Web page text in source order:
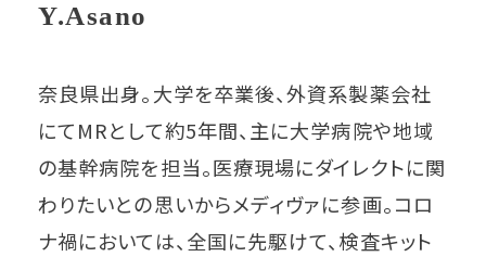
Y.Asano
奈良県出身。大学を卒業後、外資系製薬会社
にてMRとして約5年間、主に大学病院や地域
の基幹病院を担当。医療現場にダイレクトに関
わりたいとの思いからメディヴァに参画。コロ
ナ禍においては、全国に先駆けて、検査キット